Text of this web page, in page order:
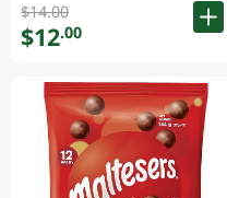
$14.00
$12.00